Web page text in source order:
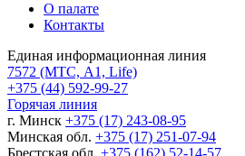
О палате
Контакты
Единая информационная линия
7572 (МТС, A1, Life)
+375 (44) 592-99-27
Горячая линия
г. Минск +375 (17) 243-08-95
Минская обл. +375 (17) 251-07-94
Брестская обл. +375 (162) 52-14-57